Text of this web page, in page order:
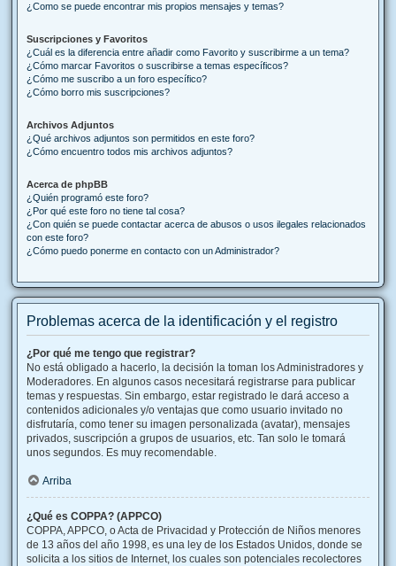
¿Como se puede encontrar mis propios mensajes y temas?
Suscripciones y Favoritos
¿Cuál es la diferencia entre añadir como Favorito y suscribirme a un tema?
¿Cómo marcar Favoritos o suscribirse a temas específicos?
¿Cómo me suscribo a un foro específico?
¿Cómo borro mis suscripciones?
Archivos Adjuntos
¿Qué archivos adjuntos son permitidos en este foro?
¿Cómo encuentro todos mis archivos adjuntos?
Acerca de phpBB
¿Quién programó este foro?
¿Por qué este foro no tiene tal cosa?
¿Con quién se puede contactar acerca de abusos o usos ilegales relacionados
con este foro?
¿Cómo puedo ponerme en contacto con un Administrador?
Problemas acerca de la identificación y el registro
¿Por qué me tengo que registrar?
No está obligado a hacerlo, la decisión la toman los Administradores y
Moderadores. En algunos casos necesitará registrarse para publicar
temas y respuestas. Sin embargo, estar registrado le dará acceso a
contenidos adicionales y/o ventajas que como usuario invitado no
disfrutaría, como tener su imagen personalizada (avatar), mensajes
privados, suscripción a grupos de usuarios, etc. Tan solo le tomará
unos segundos. Es muy recomendable.
Arriba
¿Qué es COPPA? (APPCO)
COPPA, APPCO, o Acta de Privacidad y Protección de Niños menores
de 13 años del año 1998, es una ley de los Estados Unidos, donde se
solicita a los sitios de Internet, los cuales son potenciales recolectores